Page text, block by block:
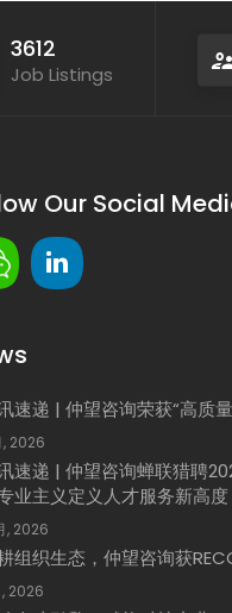
3612
Job Listings
Our Social
速递 | 仲望咨询荣获“高质
2026
速递 | 仲望咨询蝉联猎聘
业主义定义人才服务新高度
, 2026
组织生态，仲望咨询获
2026